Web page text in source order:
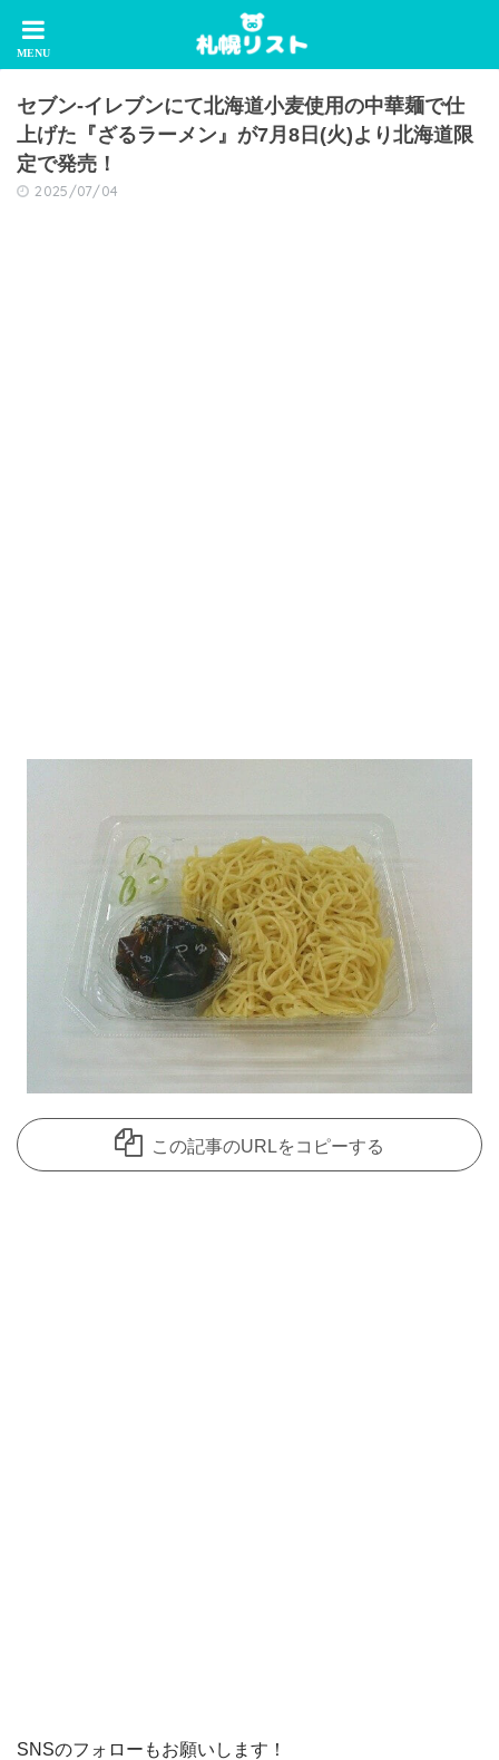
セブン‐イレブンにて北海道小麦使用の中華麺で仕
上げた『ざるラーメン』が7月8日(火)より北海道限
定で発売！
2025/07/04
この記事のURLをコピーする
SNSのフォローもお願いします！